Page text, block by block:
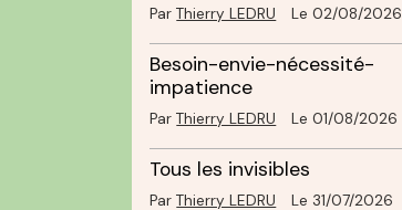
ParThierry LEDRU Le 02/08/2026
Besoin-envie-nécessité-
impatience
ParThierry LEDRU Le 01/08/2026
Tous les invisibles
ParThierry LEDRU Le 31/07/2026